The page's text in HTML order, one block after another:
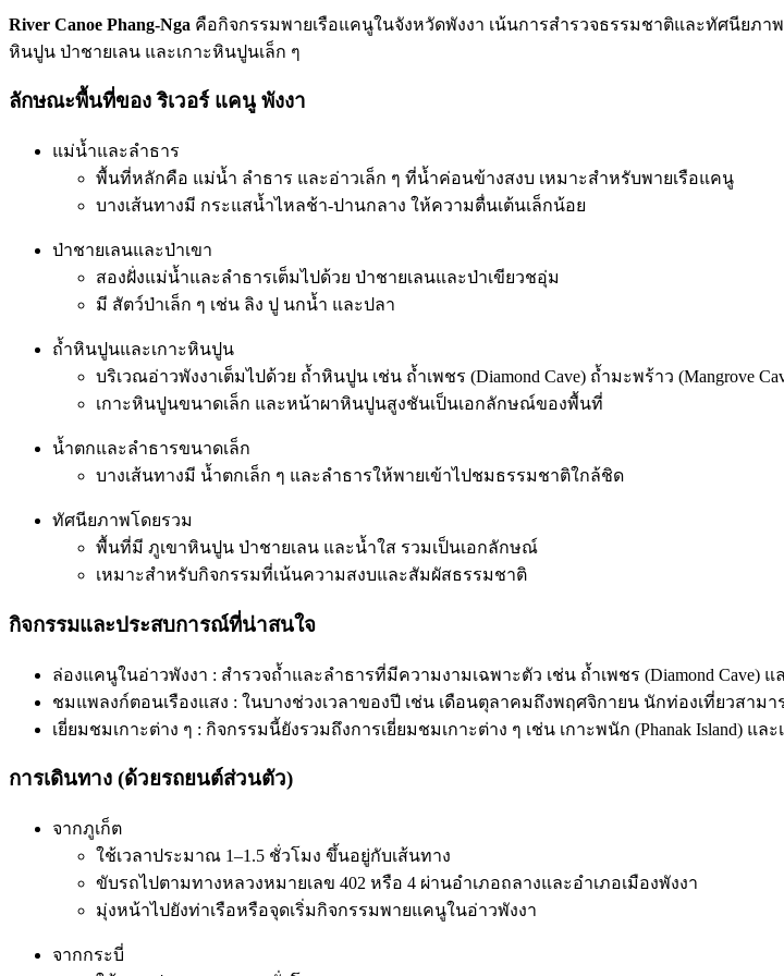
River Canoe Phang-Nga คือกิจกรรมพายเรือแคนูในจังหวัดพังงา เน้นการสำรวจธรรมชาติและทัศนียภา
หินปูน ป่าชายเลน และเกาะหินปูนเล็ก ๆ
ลักษณะพื้นที่ของ ริเวอร์ แคนู พังงา
แม่น้ำและลำธาร
พื้นที่หลักคือ แม่น้ำ ลำธาร และอ่าวเล็ก ๆ ที่น้ำค่อนข้างสงบ เหมาะสำหรับพายเรือแคนู
บางเส้นทางมี กระแสน้ำไหลช้า-ปานกลาง ให้ความตื่นเต้นเล็กน้อย
ป่าชายเลนและป่าเขา
สองฝั่งแม่น้ำและลำธารเต็มไปด้วย ป่าชายเลนและป่าเขียวชอุ่ม
มี สัตว์ป่าเล็ก ๆ เช่น ลิง ปู นกน้ำ และปลา
ถ้ำหินปูนและเกาะหินปูน
บริเวณอ่าวพังงาเต็มไปด้วย ถ้ำหินปูน เช่น ถ้ำเพชร (Diamond Cave) ถ้ำมะพร้าว (Mangrove
เกาะหินปูนขนาดเล็ก และหน้าผาหินปูนสูงชันเป็นเอกลักษณ์ของพื้นที่
น้ำตกและลำธารขนาดเล็ก
บางเส้นทางมี น้ำตกเล็ก ๆ และลำธารให้พายเข้าไปชมธรรมชาติใกล้ชิด
ทัศนียภาพโดยรวม
พื้นที่มี ภูเขาหินปูน ป่าชายเลน และน้ำใส รวมเป็นเอกลักษณ์
เหมาะสำหรับกิจกรรมที่เน้นความสงบและสัมผัสธรรมชาติ
กิจกรรมและประสบการณ์ที่น่าสนใจ
ล่องแคนูในอ่าวพังงา : สำรวจถ้ำและลำธารที่มีความงามเฉพาะตัว เช่น ถ้ำเพชร (Diamond Cave)
ชมแพลงก์ตอนเรืองแสง : ในบางช่วงเวลาของปี เช่น เดือนตุลาคมถึงพฤศจิกายน นักท่องเที่ยวสาม
เยี่ยมชมเกาะต่าง ๆ : กิจกรรมนี้ยังรวมถึงการเยี่ยมชมเกาะต่าง ๆ เช่น เกาะพนัก (Phanak Island)
การเดินทาง (ด้วยรถยนต์ส่วนตัว)
จากภูเก็ต
ใช้เวลาประมาณ 1–1.5 ชั่วโมง ขึ้นอยู่กับเส้นทาง
ขับรถไปตามทางหลวงหมายเลข 402 หรือ 4 ผ่านอำเภอถลางและอำเภอเมืองพังงา
มุ่งหน้าไปยังท่าเรือหรือจุดเริ่มกิจกรรมพายแคนูในอ่าวพังงา
จากกระบี่